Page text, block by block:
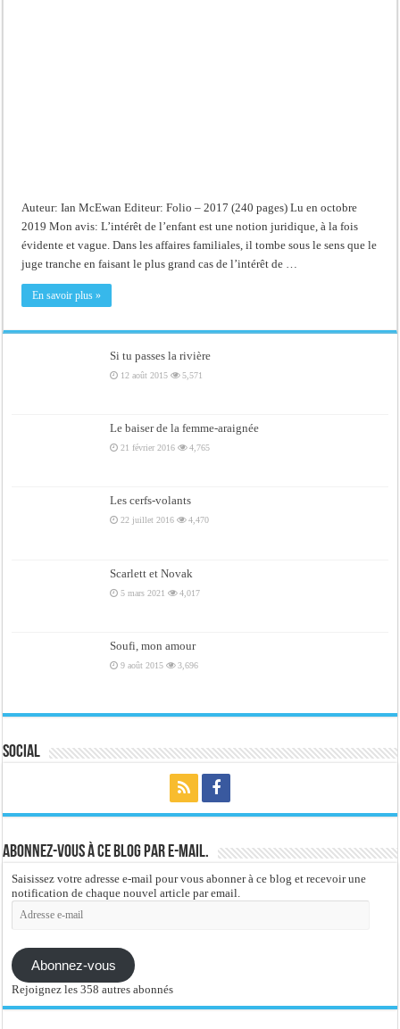
Auteur: Ian McEwan Editeur: Folio – 2017 (240 pages) Lu en octobre
2019 Mon avis: L’intérêt de l’enfant est une notion juridique, à la fois
évidente et vague. Dans les affaires familiales, il tombe sous le sens que le
juge tranche en faisant le plus grand cas de l’intérêt de …
En savoir plus »
Si tu passes la rivière
12 août 2015 5,571
Le baiser de la femme-araignée
21 février 2016 4,765
Les cerfs-volants
22 juillet 2016 4,470
Scarlett et Novak
5 mars 2021 4,017
Soufi, mon amour
9 août 2015 3,696
Social
Abonnez-vous à ce blog par e-mail.
Saisissez votre adresse e-mail pour vous abonner à ce blog et recevoir une
notification de chaque nouvel article par email.
Adresse
e-
Abonnez-vous
Rejoignez les 358 autres abonnés